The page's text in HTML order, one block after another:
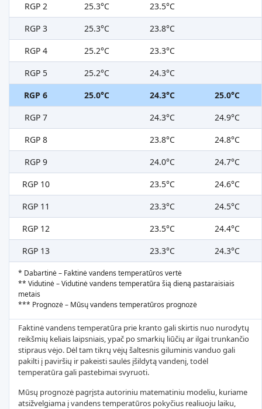
RGP 2
25.3°C
23.5°C
RGP 3
25.3°C
23.8°C
RGP 4
25.2°C
23.3°C
RGP 5
25.2°C
24.3°C
RGP 6
25.0°C 24.3°C
25.0°C
RGP 7
24.3°C
24.9°C
RGP 8
23.8°C
24.8°C
RGP 9
24.0°C
24.7°C
RGP 10
23.5°C
24.6°C
RGP 11
23.3°C
24.5°C
RGP 12
23.5°C
24.4°C
RGP 13
23.3°C 24.3°C
* Dabartinė – Faktinė vandens temperatūros vertė
** Vidutinė – Vidutinė vandens temperatūra šią dieną pastaraisiais
metais
*** Prognozė – Mūsų vandens temperatūros prognozė
Faktinė vandens temperatūra prie kranto gali skirtis nuo nurodytų
reikšmių keliais laipsniais, ypač po smarkių liūčių ar ilgai trunkančio
stipraus vėjo. Dėl tam tikrų vėjų šaltesnis giluminis vanduo gali
pakilti į paviršių ir pakeisti saulės įšildytą vandenį, todėl
temperatūra gali pastebimai svyruoti.
Mūsų prognozė pagrįsta autoriniu matematiniu modeliu, kuriame
atsižvelgiama į vandens temperatūros pokyčius realiuoju laiku,